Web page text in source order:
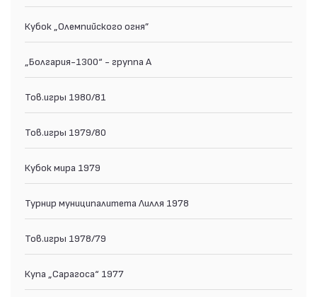
Кубок „Олемпийского огня”
„Болгария-1300“ - группа А
Тов.игры 1980/81
Тов.игры 1979/80
Кубок мира 1979
Турнир муниципалитета Лилля 1978
Тов.игры 1978/79
Купа „Сарагоса“ 1977